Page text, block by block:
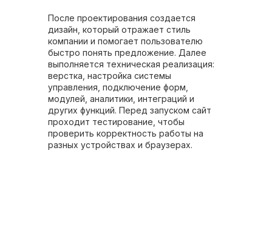
После проектирования создается
дизайн, который отражает стиль
компании и помогает пользователю
быстро понять предложение. Далее
выполняется техническая реализация:
верстка, настройка системы
управления, подключение форм,
модулей, аналитики, интеграций и
других функций. Перед запуском сайт
проходит тестирование, чтобы
проверить корректность работы на
разных устройствах и браузерах.